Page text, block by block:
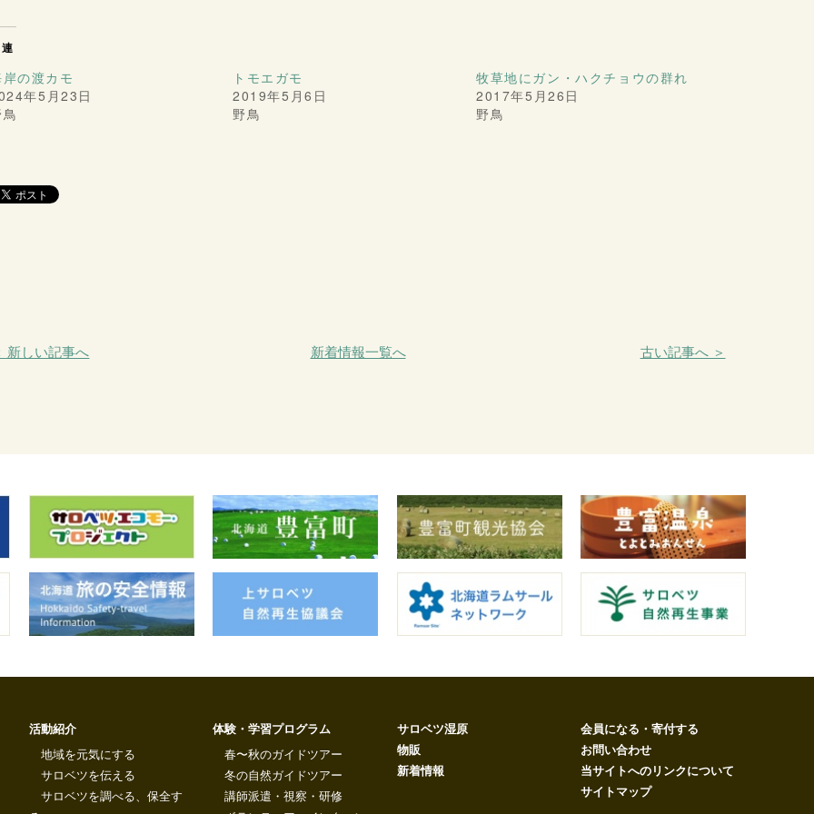
の渡カモ
年5月23日
トモエガモ
2019年5月6日
野鳥
牧草地にガン・ハクチョウの群れ
2017年5月26日
野鳥
新しい記事へ 新着情報一覧へ 古い記事へ ＞
活動紹介
地域を元気にする
サロベツを伝える
サロベツを調べる、保全す
体験・学習プログラム
春〜秋のガイドツアー
冬の自然ガイドツアー
講師派遣・視察・研修
サロベツ湿原
物販
新着情報
会員になる・寄付する
お問い合わせ
当サイトへのリンクについて
サイトマップ